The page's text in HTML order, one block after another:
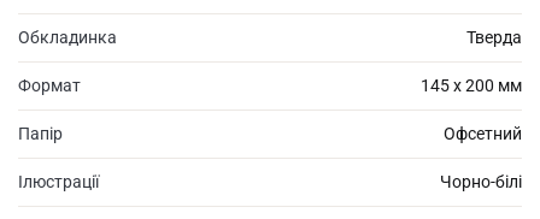
Обкладинка Тверда
Формат 145 х 200 мм
Папір Офсетний
Ілюстрації Чорно-білі